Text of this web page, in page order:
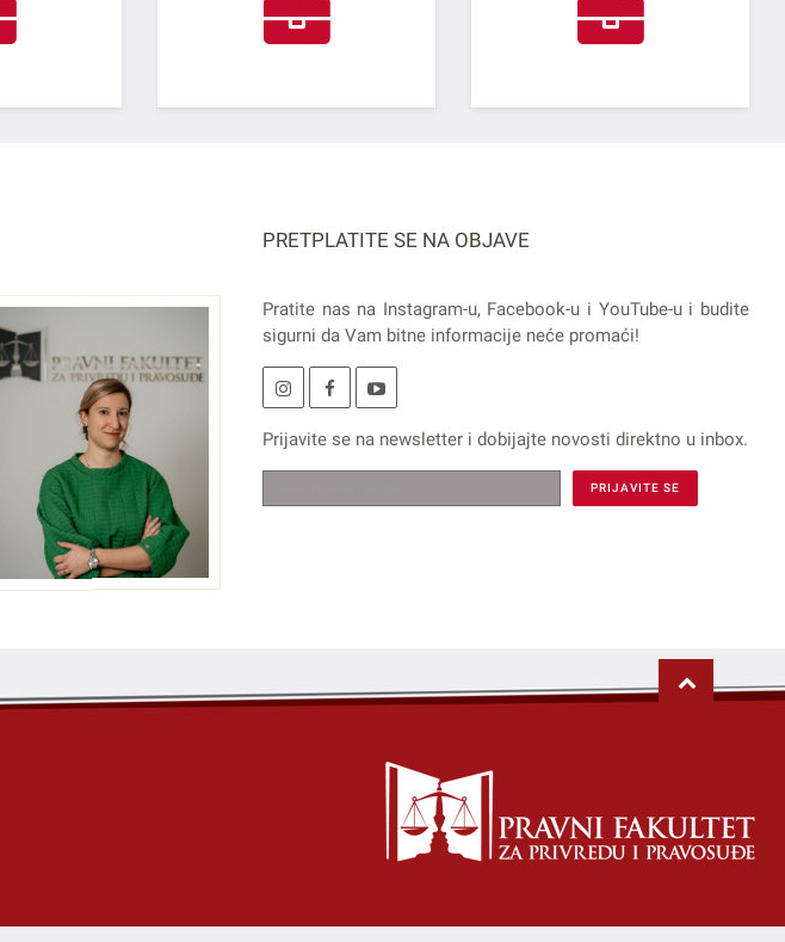
PRETPLATITE SE NA OBJAVE
Pratite nas na Instagram-u, Facebook-u i YouTube-u i budite
sigurni da Vam bitne informacije neće promaći!
Prijavite se na newsletteri dobijajte novosti direktno u inbox.